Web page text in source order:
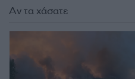
Αν τα χάσατε